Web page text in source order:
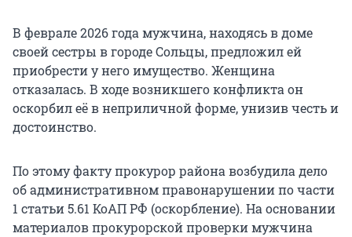
В феврале 2026 года мужчина, находясь в доме
своей сестры в городе Сольцы, предложил ей
приобрести у него имущество. Женщина
отказалась. В ходе возникшего конфликта он
оскорбил её в неприличной форме, унизив честь и
достоинство.
По этому факту прокурор района возбудила дело
об административном правонарушении по части
1 статьи 5.61 КоАП РФ (оскорбление). На основании
материалов прокурорской проверки мужчина